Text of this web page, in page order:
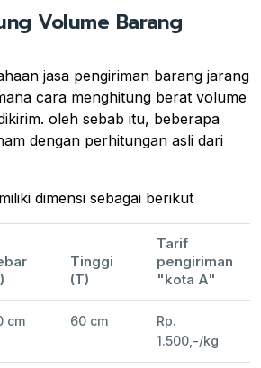
Volume Barang
jasa pengiriman barang jarang
cara menghitung berat volume
oleh sebab itu, beberapa
dengan perhitungan asli dari
dimensi sebagai berikut
Tinggi
(T)
Tarif
pengiriman
"kota A"
cm 60 cm
Rp.
1.500,-/kg